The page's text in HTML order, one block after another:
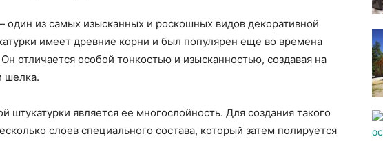
один из самых изысканных и роскошных видов декоративной
имеет древние корни и был популярен еще во времена
отличается особой тонкостью и изысканностью, создавая на
шелка.
штукатурки является ее многослойность. Для создания такого
слоев специального состава, который затем полируется